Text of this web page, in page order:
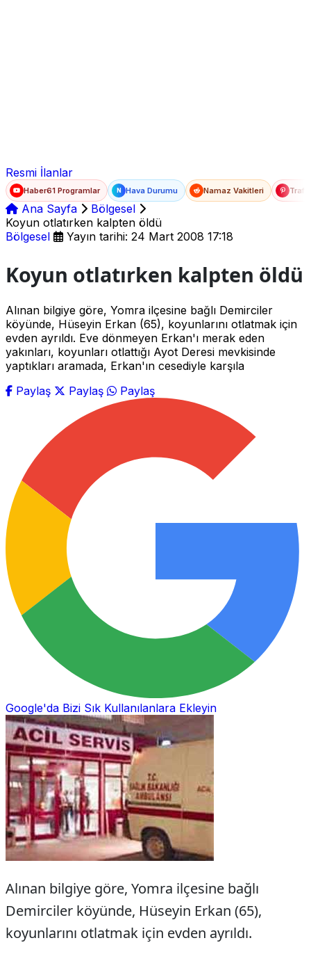
Resmi İlanlar
Haber61 Programlar N Hava Durumu Namaz Vakitleri
Ana Sayfa
Bölgesel
Koyun otlatırken kalpten öldü
Bölgesel
Yayın tarihi: 24 Mart 2008 17:18
Koyun otlatırken kalpten öldü
Alınan bilgiye göre, Yomra ilçesine bağlı Demirciler
köyünde, Hüseyin Erkan (65), koyunlarını otlatmak için
evden ayrıldı. Eve dönmeyen Erkan'ı merak eden
yakınları, koyunları otlattığı Ayot Deresi mevkisinde
yaptıkları aramada, Erkan'ın cesediyle karşıla
Paylaş
Paylaş Paylaş
Google'da Bizi Sık Kullanılanlara Ekleyin
Alınan bilgiye göre, Yomra ilçesine bağlı
Demirciler köyünde, Hüseyin Erkan (65),
koyunlarını otlatmak için evden ayrıldı.